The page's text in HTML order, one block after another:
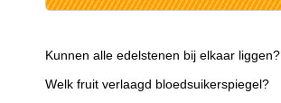
Kunnen alle edelstenen bij elkaar liggen?
Welk fruit verlaagd bloedsuikerspiegel?